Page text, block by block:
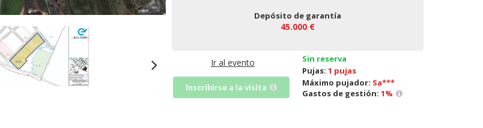
Depósito de garantía
45.000 €
Ir al evento
Inscribirse a la visita
Sin reserva
Pujas: 1 pujas
Máximo pujador: Sa***
Gastos de gestión: 1%